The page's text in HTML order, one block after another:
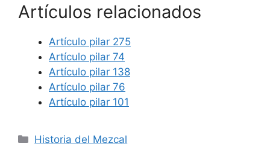
Artículos relacionados
Artículo pilar 275
Artículo pilar 74
Artículo pilar 138
Artículo pilar 76
Artículo pilar 101
Historia del Mezcal